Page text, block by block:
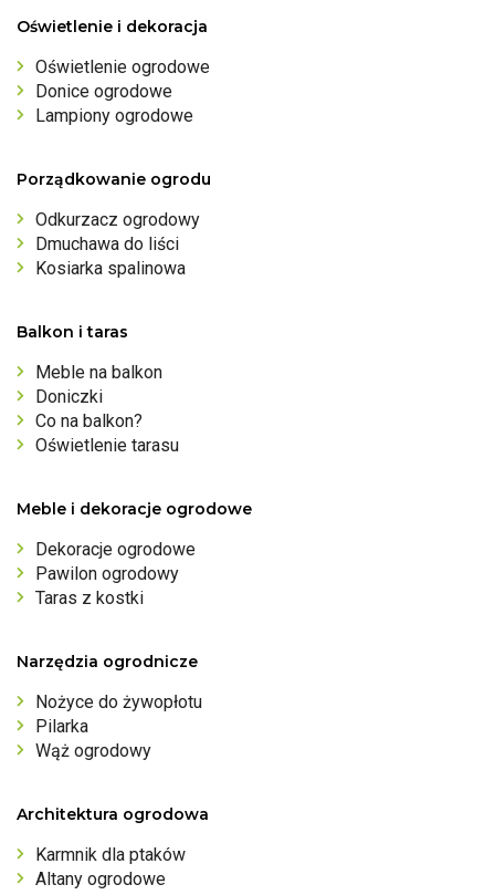
Oświetlenie i dekoracja
Oświetlenie ogrodowe
Donice ogrodowe
Lampiony ogrodowe
Porządkowanie ogrodu
Odkurzacz ogrodowy
Dmuchawa do liści
Kosiarka spalinowa
Balkon i taras
Meble na balkon
Doniczki
Co na balkon?
Oświetlenie tarasu
Meble i dekoracje ogrodowe
Dekoracje ogrodowe
Pawilon ogrodowy
Taras z kostki
Narzędzia ogrodnicze
Nożyce do żywopłotu
Pilarka
Wąż ogrodowy
Architektura ogrodowa
Karmnik dla ptaków
Altany ogrodowe